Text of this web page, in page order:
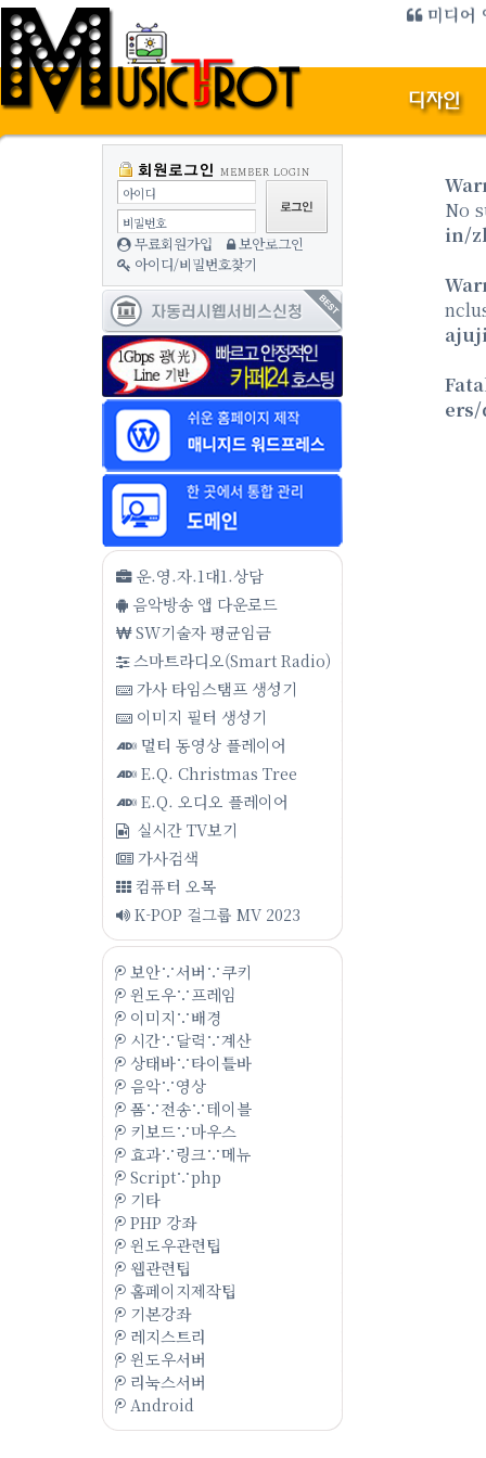
미디어
아이디
비밀번호
무료회원가입
보안로그인
아이디/비밀번호찾기
운.영.자.1대1.상담
음악방송 앱 다운로드
SW기술자 평균임금
스마트라디오(Smart Radio)
가사 타임스탬프 생성기
이미지 필터 생성기
멀티 동영상 플레이어
E.Q. Christmas Tree
E.Q. 오디오 플레이어
실시간 TV보기
가사검색
컴퓨터 오목
K-POP 걸그룹 MV 2023
보안∵서버∵쿠키
윈도우∵프레임
이미지∵배경
시간∵달력∵계산
상태바∵타이틀바
음악∵영상
폼∵전송∵테이블
키보드∵마우스
효과∵링크∵메뉴
Script∵php
기타
PHP 강좌
윈도우관련팁
웹관련팁
홈페이지제작팁
기본강좌
레지스트리
윈도우서버
리눅스서버
Android
No
in/